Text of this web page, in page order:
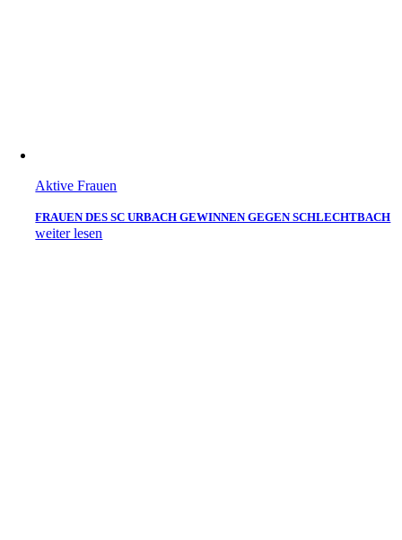
Aktive Frauen
FRAUEN DES SC URBACH GEWINNEN GEGEN SCHLECHTBACH
weiter lesen